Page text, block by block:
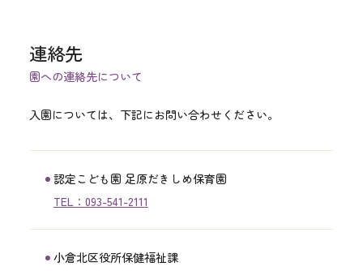
連絡先
園への連絡先について
入園については、下記にお問い合わせください。
認定こども園 足原だきしめ保育園
TEL：093-541-2111
小倉北区役所保健福祉課